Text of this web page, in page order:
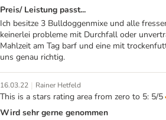
Preis/ Leistung passt...
Ich besitze 3 Bulldoggenmixe und alle
keinerlei probleme mit Durchfall oder
Mahlzeit am Tag barf und eine mit
uns genau richtig.
16.03.22 | Rainer Hetfeld
This is a stars rating area from zero to 5: 5/5
Wird sehr gerne genommen